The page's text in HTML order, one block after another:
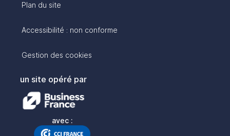
Plan du site
Accessibilité : non conforme
Gestion des cookies
un site opéré par
avec :